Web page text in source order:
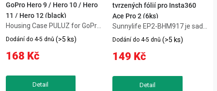
GoPro Hero 9 / Hero 10 / Hero
11 / Hero 12 (black)
Dodání do 4-5 dnů (>5 ks)
168 Kč
Housing Case PULUZ for GoPro
Hero 9 / Hero 10 / Hero 11 /
Hero 12 (black) je praktický
produkt, který usnadní
kompatibilního zařízení. Mezi
důležité...
tvrzených fólií pro Insta360
Ace Pro 2 (6ks)
Dodání do 4-5 dnů (>5 ks)
149 Kč
Sunnylife EP2-BHM917 je sada
tvrzených ochranných fólií pro
Insta360 Ace Pro 2, která
chrání displej i objektiv před
Tvrzené sklo 9H s propustností